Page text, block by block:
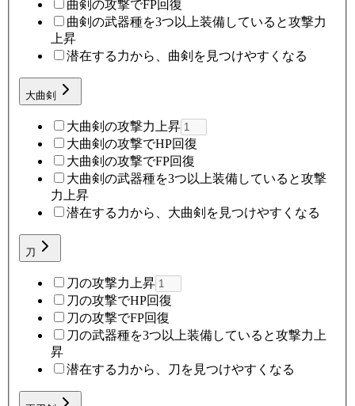
曲剣の攻撃でFP回復
曲剣の武器種を3つ以上装備していると攻撃力
上昇
潜在する力から、曲剣を見つけやすくなる
大曲剣
大曲剣の攻撃力上昇
大曲剣の攻撃でHP回復
大曲剣の攻撃でFP回復
大曲剣の武器種を3つ以上装備していると攻撃
力上昇
潜在する力から、大曲剣を見つけやすくなる
刀
刀の攻撃力上昇
刀の攻撃でHP回復
刀の攻撃でFP回復
刀の武器種を3つ以上装備していると攻撃力上
昇
潜在する力から、刀を見つけやすくなる